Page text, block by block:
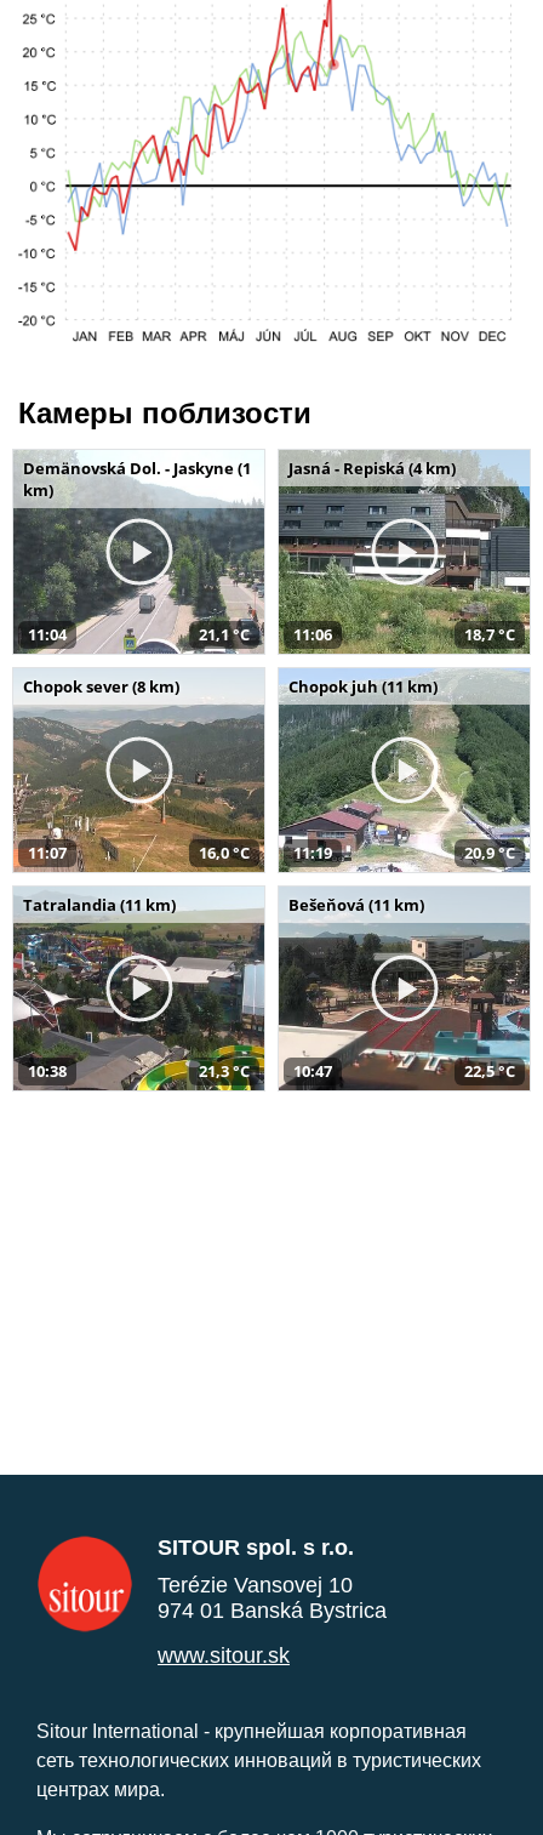
Камеры поблизости
Demänovská Dol. - Jaskyne (1
km)
11:04 21,1 °C
Jasná - Repiská (4 km)
11:06 18,7 °C
Chopok sever (8 km)
11:07 16,0 °C
Chopok juh (11 km)
11:19 20,9 °C
Tatralandia (11 km)
10:38 21,3 °C
Bešeňová (11 km)
10:47 22,5 °C
SITOUR spol. s r.o.
Terézie Vansovej 10
974 01 Banská Bystrica
www.sitour.sk
Sitour International - крупнейшая корпоративная
сеть технологических инноваций в туристических
центрах мира.